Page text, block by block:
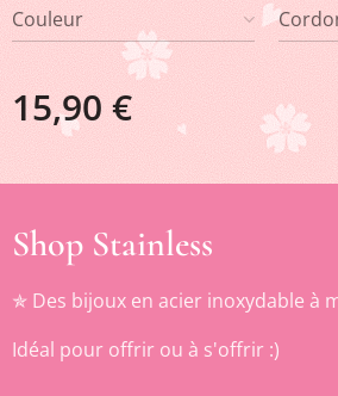
Couleur
15,90 €
Shop Stainless
✯ Des bijoux en acier inoxydable à
Idéal pour offrir ou à s'offrir :)